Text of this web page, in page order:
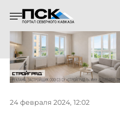
24 февраля 2024, 12:02